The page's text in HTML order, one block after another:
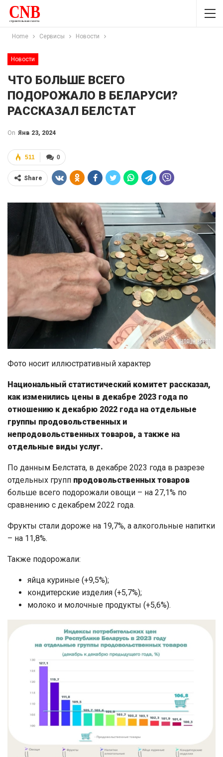
Home Сервисы Новости
Новости
ЧТО БОЛЬШЕ ВСЕГО
ПОДОРОЖАЛО В БЕЛАРУСИ?
РАССКАЗАЛ БЕЛСТАТ
On Янв 23, 2024
0
511
Share
Фото носит иллюстративный характер
Национальный статистический комитет рассказал,
как изменились цены в декабре 2023 года по
отношению к декабрю 2022 года на отдельные
группы продовольственных и
непродовольственных товаров, а также на
отдельные виды услуг.
По данным Белстата, в декабре 2023 года в разрезе
отдельных групп продовольственных товаров
больше всего подорожали овощи – на 27,1% по
сравнению с декабрем 2022 года.
Фрукты стали дороже на 19,7%, а алкогольные напитки
– на 11,8%.
Также подорожали:
яйца куриные (+9,5%);
кондитерские изделия (+5,7%);
молоко и молочные продукты (+5,6%).